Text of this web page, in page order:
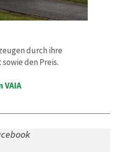
durch ihre
den Preis.
VAIA